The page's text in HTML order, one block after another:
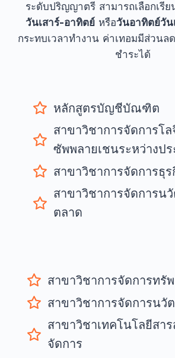
ระดับปริญญาตรี สามารถเลือกเรีย
วันเสาร์-อาทิตย์ หรือวันอาทิตย์วัน
กระทบเวลาทำงาน ค่าเทอมมีส่วนล
ชำระได้
หลักสูตรบัญชีบัณฑิต
สาขาวิชาการจัดการโ
ซัพพลายเชนระหว่างปร
สาขาวิชาการจัดการธุ
สาขาวิชาการจัดการน
ตลาด
สาขาวิชาการจัดการทรั
สาขาวิชาการจัดการนวั
สาขาวิชาเทคโนโลยีสา
จัดการ